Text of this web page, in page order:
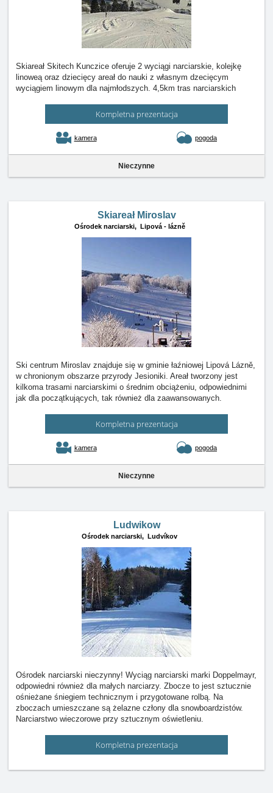
Skiareał Skitech Kunczice oferuje 2 wyciągi narciarskie, kolejkę
linoweą oraz dziecięcy areał do nauki z własnym dzecięcym
wyciągiem linowym dla najmłodszych. 4,5km tras narciarskich
Kompletna prezentacja
kamera pogoda
Nieczynne
Skiareał Miroslav
Ośrodek narciarski, Lipová - lázně
Ski centrum Miroslav znajduje się w gminie łaźniowej Lipová Lázně,
w chronionym obszarze przyrody Jesioniki. Areał tworzony jest
kilkoma trasami narciarskimi o średnim obciążeniu, odpowiednimi
jak dla początkujących, tak również dla zaawansowanych.
Kompletna prezentacja
kamera pogoda
Nieczynne
Ludwikow
Ośrodek narciarski, Ludvíkov
Ośrodek narciarski nieczynny! Wyciąg narciarski marki Doppelmayr,
odpowiedni również dla małych narciarzy. Zbocze to jest sztucznie
ośnieżane śniegiem technicznym i przygotowane rolbą. Na
zboczach umieszczane są żelazne człony dla snowboardzistów.
Narciarstwo wieczorowe przy sztucznym oświetleniu.
Kompletna prezentacja